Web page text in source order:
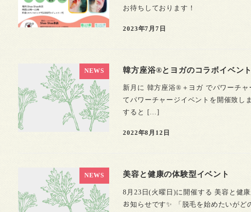
お待ちしております！
2023年7月7日
NEWS 韓方座浴®とヨガのコラボイベント
新月に 韓方座浴®＋ヨガ でパワーチ
てパワーチャージイベントを開催致
すると […]
2022年8月12日
NEWS 美容と健康の体験型イベント
8月23日(火曜日)に開催する 美容と健
お知らせです✨ 「脱毛を始めたいが